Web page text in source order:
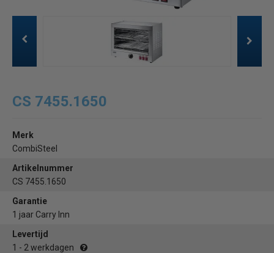
CS 7455.1650
Merk
CombiSteel
Artikelnummer
CS 7455.1650
Garantie
1 jaar Carry Inn
Levertijd
1 - 2 werkdagen